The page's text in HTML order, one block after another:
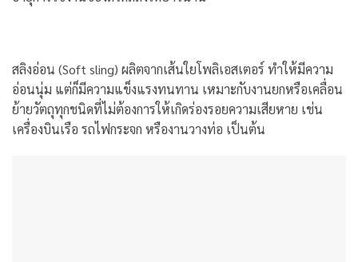
สลิงอ่อน (Soft sling) ผลิตจากเส้นใยโพลิเอสเตอร์ ทำให้มีความ
อ่อนนุ่ม แต่ก็มีความแข็งแรงทนทาน เหมาะกับงานยกหรือเคลื่อน
ย้ายวัตถุทุกชนิดที่ไม่ต้องการให้เกิดร่องรอยความเสียหาย เช่น
เครื่องบินเรือ รถไฟกระจก หรืองานวางท่อ เป็นต้น